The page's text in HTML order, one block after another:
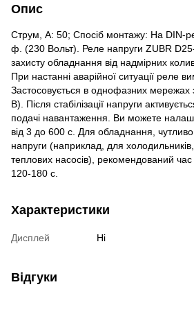
Опис
Струм, А: 50; Спосіб монтажу: На DIN-
ф. (230 Вольт). Реле напруги ZUBR
захисту обладнання від надмірних
При настанні аварійної ситуації реле
Застосовується в однофазних мережах
В). Після стабілізації напруги
подачі навантаження. Ви можете
від 3 до 600 с. Для обладнання,
напруги (наприклад, для холодильників,
теплових насосів), рекомендований
120-180 с.
Характеристики
Дисплей Ні
Відгуки